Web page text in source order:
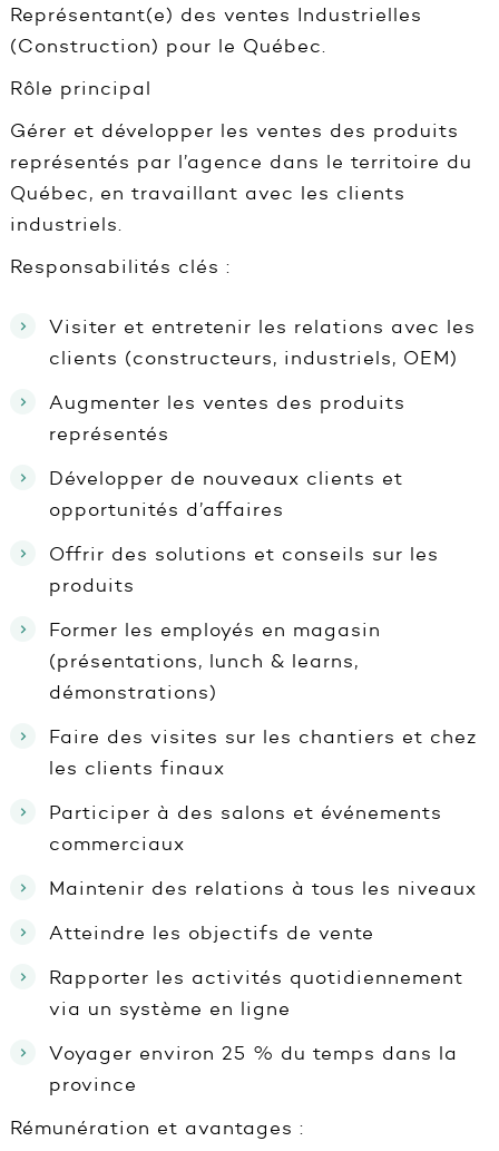
Représentant(e) des ventes Industrielles
(Construction) pour le Québec.
Rôle principal
Gérer et développer les ventes des produits
représentés par l’agence dans le territoire du
Québec, en travaillant avec les clients
industriels.
Responsabilités clés :
Visiter et entretenir les relations avec les
clients (constructeurs, industriels, OEM)
Augmenter les ventes des produits
représentés
Développer de nouveaux clients et
opportunités d’affaires
Offrir des solutions et conseils sur les
produits
Former les employés en magasin
(présentations, lunch & learns,
démonstrations)
Faire des visites sur les chantiers et chez
les clients finaux
Participer à des salons et événements
commerciaux
Maintenir des relations à tous les niveaux
Atteindre les objectifs de vente
Rapporter les activités quotidiennement
via un système en ligne
Voyager environ 25 % du temps dans la
province
Rémunération et avantages :